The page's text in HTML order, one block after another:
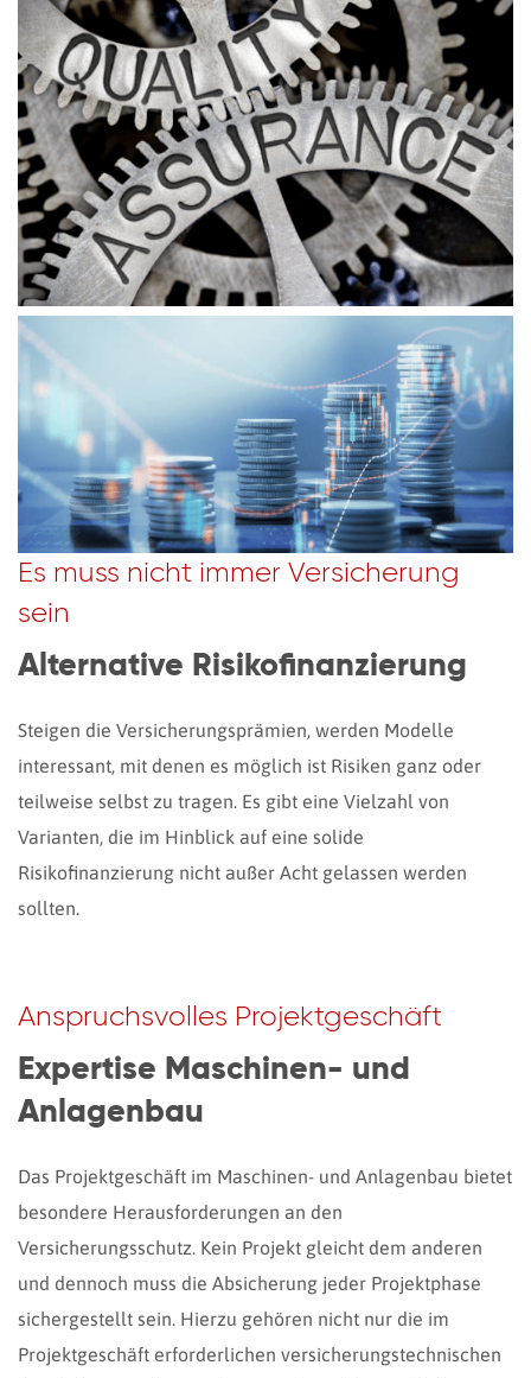
Es muss nicht immer Versicherung
sein
Alternative Risikofinanzierung
Steigen die Versicherungsprämien, werden Modelle
interessant, mit denen es möglich ist Risiken ganz oder
teilweise selbst zu tragen. Es gibt eine Vielzahl von
Varianten, die im Hinblick auf eine solide
Risikofinanzierung nicht außer Acht gelassen werden
sollten.
Anspruchsvolles Projektgeschäft
Expertise Maschinen- und
Anlagenbau
Das Projektgeschäft im Maschinen- und Anlagenbau bietet
besondere Herausforderungen an den
Versicherungsschutz. Kein Projekt gleicht dem anderen
und dennoch muss die Absicherung jeder Projektphase
sichergestellt sein. Hierzu gehören nicht nur die im
Projektgeschäft erforderlichen versicherungstechnischen